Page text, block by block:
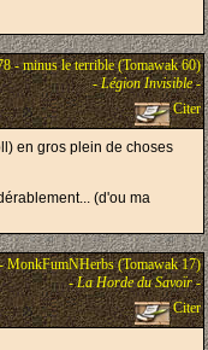
- minus le terrible (Tomawak 60)
-Légion Invisible-
Citer
en gros plein de choses
(d'ou ma
MonkFumNHerbs (Tomawak 17)
-La Horde du Savoïr-
Citer